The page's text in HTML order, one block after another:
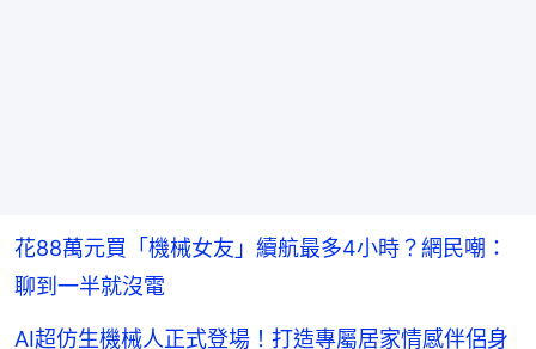
花88萬元買「機械女友」續航最多4小時？網民嘲：
聊到一半就沒電
AI超仿生機械人正式登場！打造專屬居家情感伴侶身